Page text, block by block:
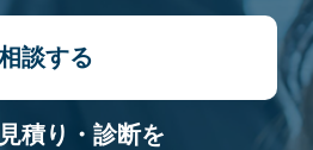
談する
積り・診断を